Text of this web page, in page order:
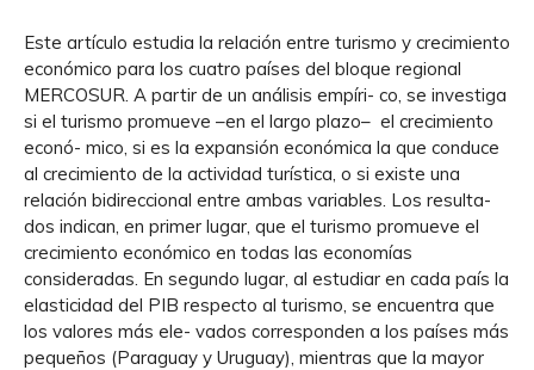
Este artículo estudia la relación entre turismo y crecimiento
económico para los cuatro países del bloque regional
MERCOSUR. A partir de un análisis empíri- co, se investiga
si el turismo promueve –en el largo plazo– el crecimiento
econó- mico, si es la expansión económica la que conduce
al crecimiento de la actividad turística, o si existe una
relación bidireccional entre ambas variables. Los resulta-
dos indican, en primer lugar, que el turismo promueve el
crecimiento económico en todas las economías
consideradas. En segundo lugar, al estudiar en cada país la
elasticidad del PIB respecto al turismo, se encuentra que
los valores más ele- vados corresponden a los países más
pequeños (Paraguay y Uruguay), mientras que la mayor